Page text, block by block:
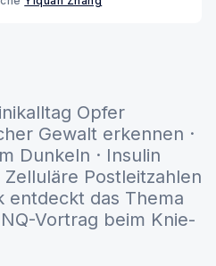
Opfer
Gewalt erkennen ·
Dunkeln · Insulin
Zelluläre Postleitzahlen
entdeckt das Thema
Vortrag beim Knie-